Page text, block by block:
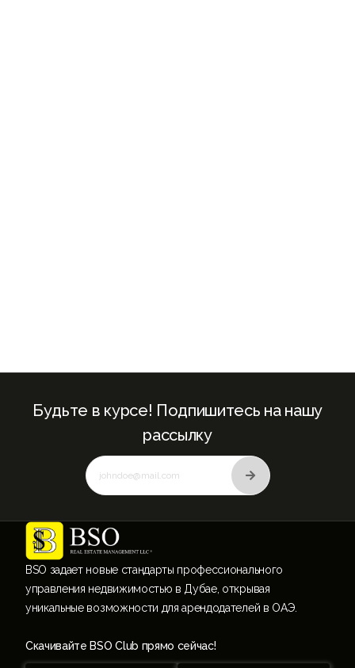
BSO задает новые стандарты профессионального
управления недвижимостью в Дубае, открывая
уникальные возможности для арендодателей в ОАЭ.
Скачивайте BSO Club прямо сейчас!
Будьте в курсе! Подпишитесь на нашу
рассылку